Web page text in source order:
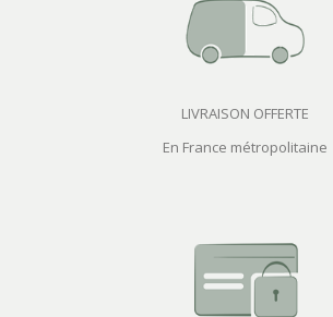
LIVRAISON OFFERTE
En France métropolitaine